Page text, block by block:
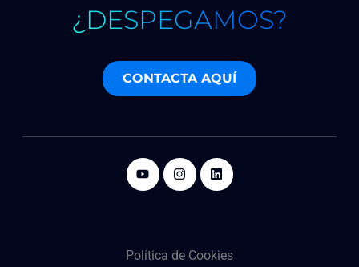
¿DESPEGAMOS?
CONTACTA AQUÍ
Política de Cookies